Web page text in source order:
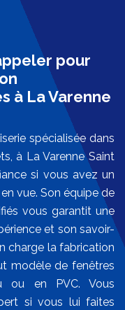
pour
à La Varenne
spécialisée dans
à La Varenne Saint
si vous avez un
vue. Son équipe de
vous garantit une
et son savoir-
charge la fabrication
modèle de fenêtres
ou en PVC. Vous
si vous lui faites